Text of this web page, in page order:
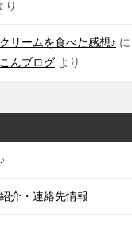
り
リームを食べた感想♪ に
んブログ より
介・連絡先情報